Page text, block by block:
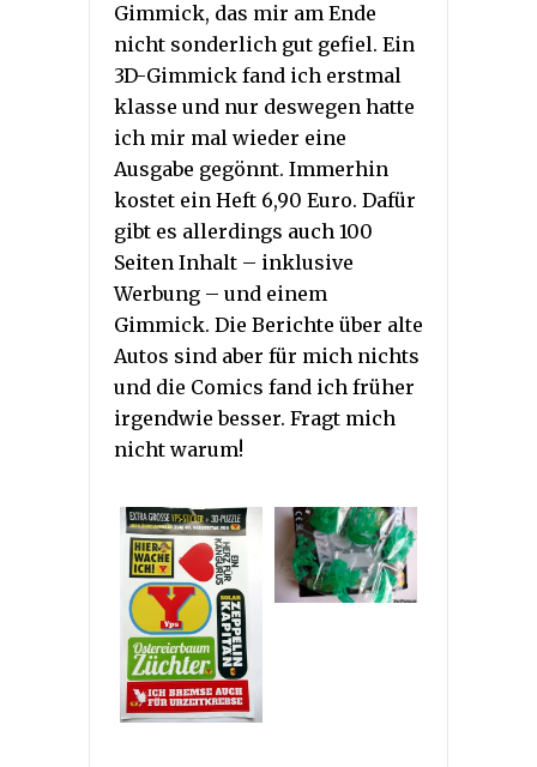
Gimmick, das mir am Ende
nicht sonderlich gut gefiel. Ein
3D-Gimmick fand ich erstmal
klasse und nur deswegen hatte
ich mir mal wieder eine
Ausgabe gegönnt. Immerhin
kostet ein Heft 6,90 Euro. Dafür
gibt es allerdings auch 100
Seiten Inhalt – inklusive
Werbung – und einem
Gimmick. Die Berichte über alte
Autos sind aber für mich nichts
und die Comics fand ich früher
irgendwie besser. Fragt mich
nicht warum!